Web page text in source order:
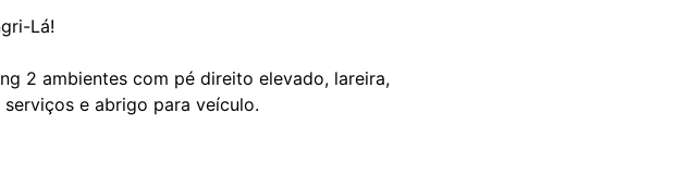
Lá!
2 ambientes com pé direito elevado, lareira,
e abrigo para veículo.